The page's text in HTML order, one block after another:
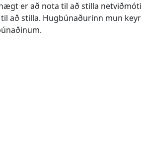
er að nota til að stilla
að stilla. Hugbúnaðurinn mun